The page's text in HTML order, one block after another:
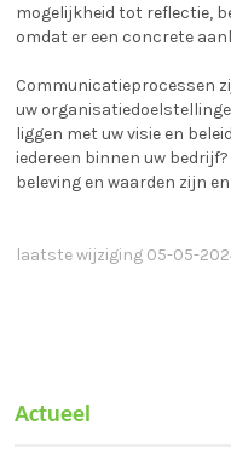
mogelijkheid tot reflectie,
omdat er een concrete
Communicatieprocessen
uw
liggen met uw visie en
iedereen binnen uw
beleving en waarden zijn
laatste wijziging 05-05-
Actueel